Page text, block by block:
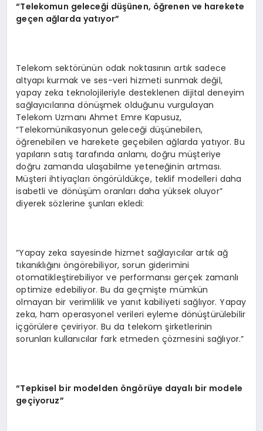
“Telekomun geleceği düşünen, öğrenen ve harekete
geçen ağlarda yatıyor”
Telekom sektörünün odak noktasının artık sadece
altyapı kurmak ve ses-veri hizmeti sunmak değil,
yapay zeka teknolojileriyle desteklenen dijital deneyim
sağlayıcılarına dönüşmek olduğunu vurgulayan
Telekom Uzmanı Ahmet Emre Kapusuz,
“Telekomünikasyonun geleceği düşünebilen,
öğrenebilen ve harekete geçebilen ağlarda yatıyor. Bu
yapıların satış tarafında anlamı, doğru müşteriye
doğru zamanda ulaşabilme yeteneğinin artması.
Müşteri ihtiyaçları öngörüldükçe, teklif modelleri daha
isabetli ve dönüşüm oranları daha yüksek oluyor”
diyerek sözlerine şunları ekledi:
“Yapay zeka sayesinde hizmet sağlayıcılar artık ağ
tıkanıklığını öngörebiliyor, sorun giderimini
otomatikleştirebiliyor ve performansı gerçek zamanlı
optimize edebiliyor. Bu da geçmişte mümkün
olmayan bir verimlilik ve yanıt kabiliyeti sağlıyor. Yapay
zeka, ham operasyonel verileri eyleme dönüştürülebilir
içgörülere çeviriyor. Bu da telekom şirketlerinin
sorunları kullanıcılar fark etmeden çözmesini sağlıyor.”
“Tepkisel bir modelden öngörüye dayalı bir modele
geçiyoruz”